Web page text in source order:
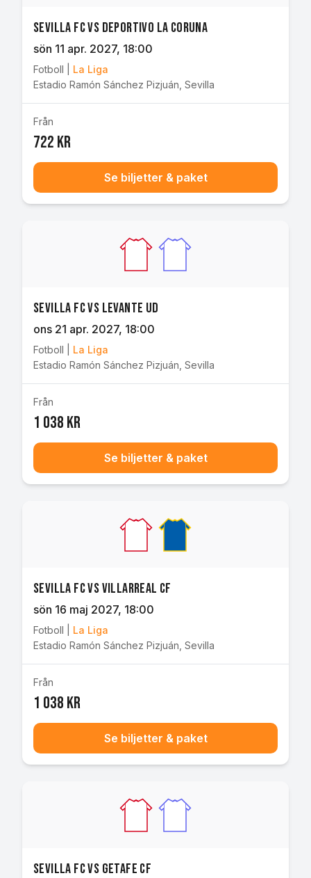
Sevilla FC vs Deportivo La Coruna
sön 11 apr. 2027, 18:00
Fotboll
La Liga
Estadio Ramón Sánchez Pizjuán Sevilla
Från
722 kr
Se biljetter & paket
Sevilla FC vs Levante UD
ons 21 apr. 2027, 18:00
Fotboll
La Liga
Estadio Ramón Sánchez Pizjuán Sevilla
Från
1 038 kr
Se biljetter & paket
Sevilla FC vs Villarreal CF
sön 16 maj 2027, 18:00
Fotboll
La Liga
Estadio Ramón Sánchez Pizjuán Sevilla
Från
1 038 kr
Se biljetter & paket
Sevilla FC vs Getafe CF